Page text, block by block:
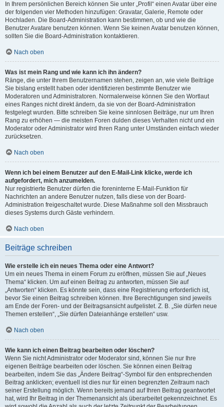
In Ihrem persönlichen Bereich können Sie unter „Profil“ einen Avatar über eine
der folgenden vier Methoden hinzufügen: Gravatar, Galerie, Remote oder
Hochladen. Die Board-Administration kann bestimmen, ob und wie die
Benutzer Avatare benutzen können. Wenn Sie keinen Avatar benutzen können,
sollten Sie die Board-Administration kontaktieren.
Nach oben
Was ist mein Rang und wie kann ich ihn ändern?
Ränge, die unter Ihrem Benutzernamen stehen, zeigen an, wie viele Beiträge
Sie bislang erstellt haben oder identifizieren bestimmte Benutzer wie
Moderatoren und Administratoren. Normalerweise können Sie den Wortlaut
eines Ranges nicht direkt ändern, da sie von der Board-Administration
festgelegt wurden. Bitte schreiben Sie keine sinnlosen Beiträge, nur um Ihren
Rang zu erhöhen — die meisten Foren dulden dieses Verhalten nicht und ein
Moderator oder Administrator wird Ihren Rang unter Umständen einfach wieder
zurücksetzen.
Nach oben
Wenn ich bei einem Benutzer auf den E-Mail-Link klicke, werde ich
aufgefordert, mich anzumelden.
Nur registrierte Benutzer dürfen die foreninterne E-Mail-Funktion für
Nachrichten an andere Benutzer nutzen, falls diese von der Board-
Administration freigeschaltet wurde. Diese Maßnahme soll den Missbrauch
dieses Systems durch Gäste verhindern.
Nach oben
Beiträge schreiben
Wie erstelle ich ein neues Thema oder eine Antwort?
Um ein neues Thema in einem Forum zu eröffnen, müssen Sie auf „Neues
Thema“ klicken. Um auf einen Beitrag zu antworten, müssen Sie auf
„Antworten“ klicken. Es könnte sein, dass eine Registrierung erforderlich ist,
bevor Sie einen Beitrag schreiben können. Ihre Berechtigungen sind jeweils
am Ende der Foren- und der Beitragsansicht aufgelistet. Z. B. „Sie dürfen neue
Themen erstellen“, „Sie dürfen Dateianhänge erstellen“ usw.
Nach oben
Wie kann ich einen Beitrag bearbeiten oder löschen?
Wenn Sie nicht Administrator oder Moderator sind, können Sie nur Ihre
eigenen Beiträge bearbeiten oder löschen. Sie können einen Beitrag
bearbeiten, indem Sie das „Ändere Beitrag“-Symbol für den entsprechenden
Beitrag anklicken; eventuell ist dies nur für einen begrenzten Zeitraum nach
seiner Erstellung möglich. Wenn bereits jemand auf Ihren Beitrag geantwortet
hat, wird Ihr Beitrag in der Themenansicht als überarbeitet gekennzeichnet. Es